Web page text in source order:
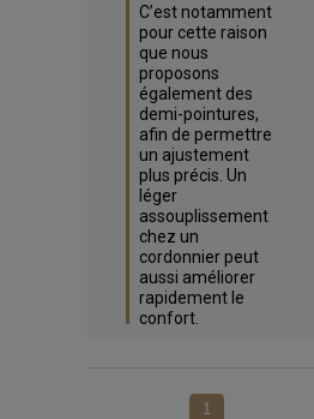
C’est notamment
pour cette raison
que nous
proposons
également des
demi-pointures,
afin de permettre
un ajustement
plus précis. Un
léger
assouplissement
chez un
cordonnier peut
aussi améliorer
rapidement le
confort.
1